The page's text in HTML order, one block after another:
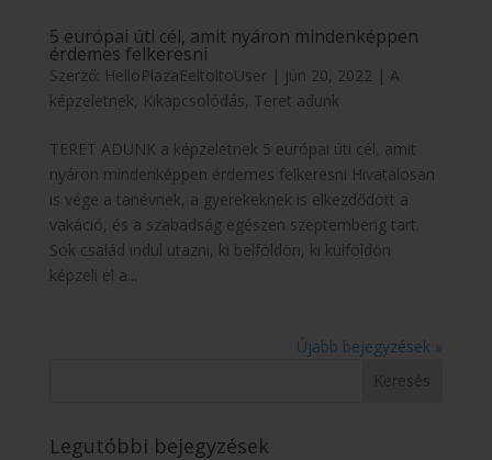
5 európai úti cél, amit nyáron mindenképpen
érdemes felkeresni
Szerző: HelloPlazaEeltoltoUser| jún 20, 2022 | A
képzeletnek, Kikapcsolódás, Teret adunk
TERET ADUNK a képzeletnek 5 európai úti cél, amit
nyáron mindenképpen érdemes felkeresni Hivatalosan
is vége a tanévnek, a gyerekeknek is elkezdődött a
vakáció, és a szabadság egészen szeptemberig tart.
Sok család indul utazni, ki belföldön, ki külföldön
képzeli el a...
Újabb bejegyzések »
Legutóbbi bejegyzések